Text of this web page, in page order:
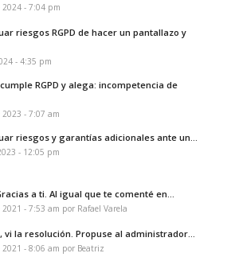
- 7:04 pm
riesgos RGPD de hacer un pantallazo y
- 4:35 pm
RGPD y alega: incompetencia de
- 7:07 am
riesgos y garantías adicionales ante un...
- 12:05 pm
a ti. Al igual que te comenté en...
- 7:53 am por Rafael Varela
vi la resolución. Propuse al administrador...
2021 - 8:06 am por Beatriz